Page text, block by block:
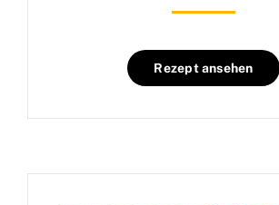
Rezept ansehen